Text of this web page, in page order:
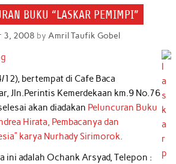
BUKU “LASKAR PEMIMPI”
3, 2008 by Amril Taufik Gobel
12), bertempat di Cafe Baca
Jln.Perintis Kemerdekaan km.9 No.76
akan diadakan Peluncuran Buku
Hirata, Pembacanya dan
karya Nurhady Sirimorok.
ini adalah Ochank Arsyad, Telepon :